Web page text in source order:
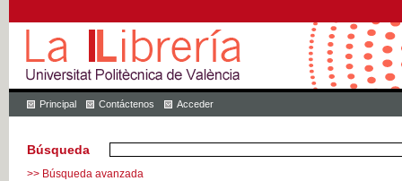
Principal Contáctenos Acceder
Búsqueda
>> Búsqueda avanzada